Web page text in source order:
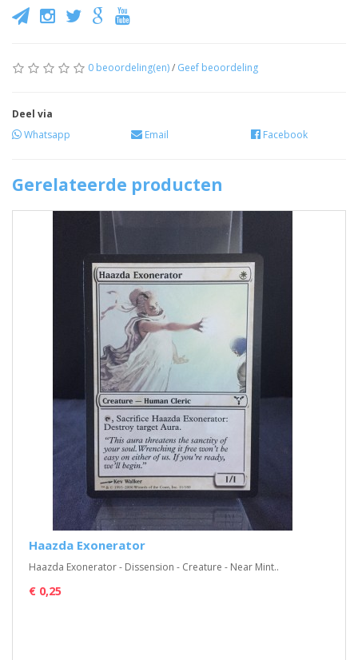
0 beoordeling(en)/ Geef beoordeling
Deel via
Whatsapp
Email Facebook
Gerelateerde producten
Haazda Exonerator
Haazda Exonerator - Dissension - Creature - Near Mint..
€ 0,25